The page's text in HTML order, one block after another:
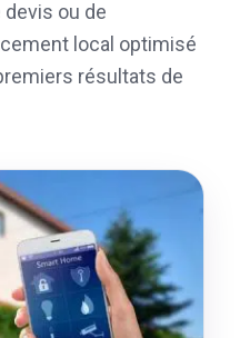
ou de
local optimisé
résultats de